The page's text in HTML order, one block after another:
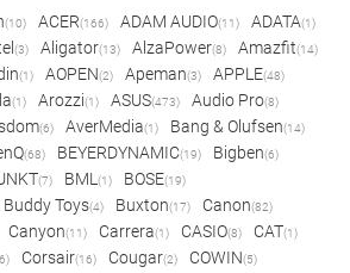
(10) ACER(166) ADAM AUDIO(11) ADATA(1)
(3) Aligator(13) AlzaPower(8) Amazfit(14)
(1) AOPEN(2) Apeman(3) APPLE(48)
(1) Arozzi(1) ASUS(473) Audio Pro(8)
(6) AverMedia(1) Bang & Olufsen(14)
(68) BEYERDYNAMIC(19) Bigben(6)
(7) BML (1) BOSE(19)
Buddy Toys(4) Buxton(17) Canon(82)
Canyon(11) Carrera(1) CASIO(8) CAT(1)
Corsair(16) Cougar(2) COWIN(5)